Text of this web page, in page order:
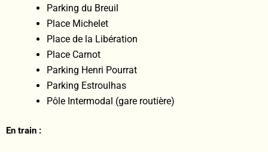
Parking du Breuil
Place Michelet
Place de la Libération
Place Carnot
Parking Henri Pourrat
Parking Estroulhas
Pôle Intermodal (gare routière)
En train :